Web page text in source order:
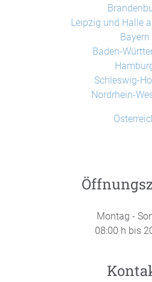
Leipzig und Halle
Bayern
Baden-
Schleswig-
Nordrhein-
Montag -
08:00 h bis